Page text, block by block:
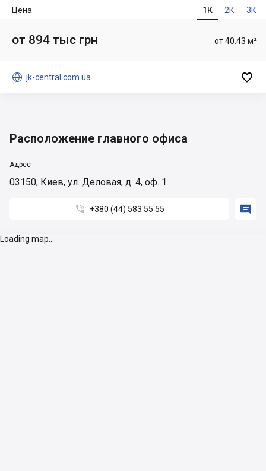
1К 2К 3К
Цена
от 40.43 м²
от 894 тыс грн
 jk-central.com.ua 
Расположение главного офиса
Адрес
03150, Киев, ул. Деловая, д. 4, оф. 1
 +380 (44) 583 55 55 
Loading map...